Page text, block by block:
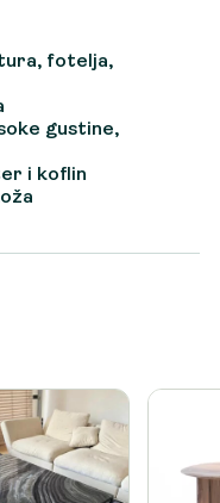
fotelja,
gustine,
i koflin